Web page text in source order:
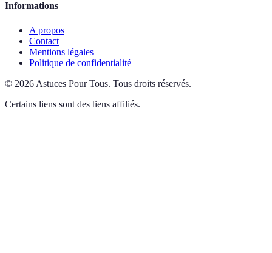
Informations
A propos
Contact
Mentions légales
Politique de confidentialité
© 2026 Astuces Pour Tous. Tous droits réservés.
Certains liens sont des liens affiliés.